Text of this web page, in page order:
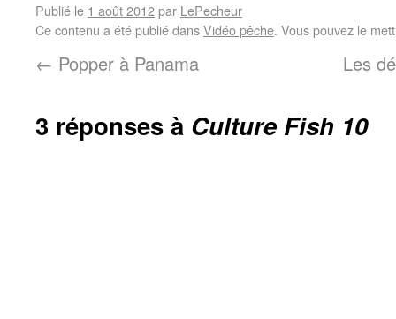
Publié le 1 août 2012par LePecheur
Ce contenu a été publié dansVidéo pêche. Vous pouvez le
← Popper à Panama Les
3 réponses à Culture Fish 10